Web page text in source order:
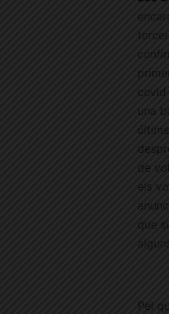
una
de
els
que
Pel